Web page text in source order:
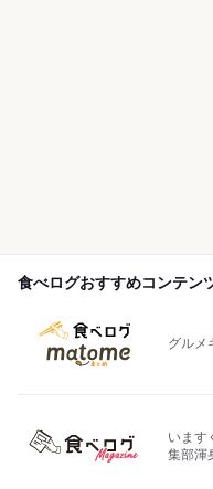
食べログおすすめコンテン
グルメ
います
集部渾